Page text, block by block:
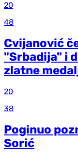
20
48
Cvijanović
"Srbadija" i
zlatne
20
38
Poginuo
Sorić